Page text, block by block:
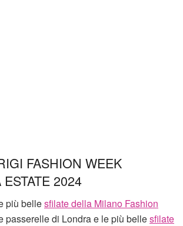
FASHION WEEK
2024
più bellesfilate della Milano Fashion
passerelle di Londra e le più bellesfilate